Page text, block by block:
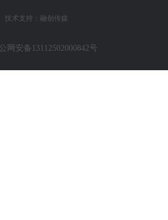
技术支持： 融创传媒
网安备13112502000842号